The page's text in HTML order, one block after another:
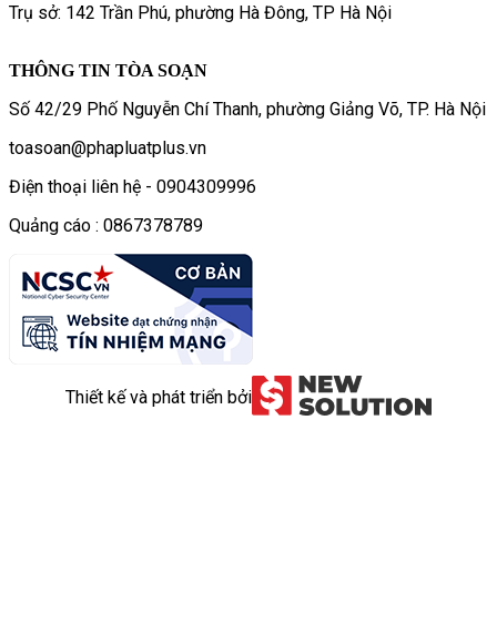
Trụ sở: 142 Trần Phú, phường Hà Đông, TP Hà Nội
THÔNG TIN TÒA SOẠN
Số 42/29 Phố Nguyễn Chí Thanh, phường Giảng Võ, TP. Hà Nội
toasoan@phapluatplus.vn
Điện thoại liên hệ - 0904309996
Quảng cáo : 0867378789
Thiết kế và phát triển bởi